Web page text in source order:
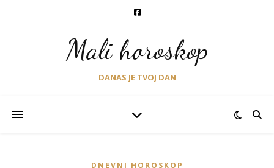
Mali horoskop
DANAS JE TVOJ DAN
DNEVNI HOROSKOP